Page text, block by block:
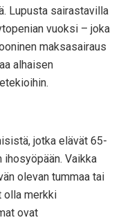
Lupusta sairastavilla
vuoksi – joka
maksasairaus
alhaisen
jotka elävät 65-
Vaikka
olevan tummaa tai
olla merkki
ovat